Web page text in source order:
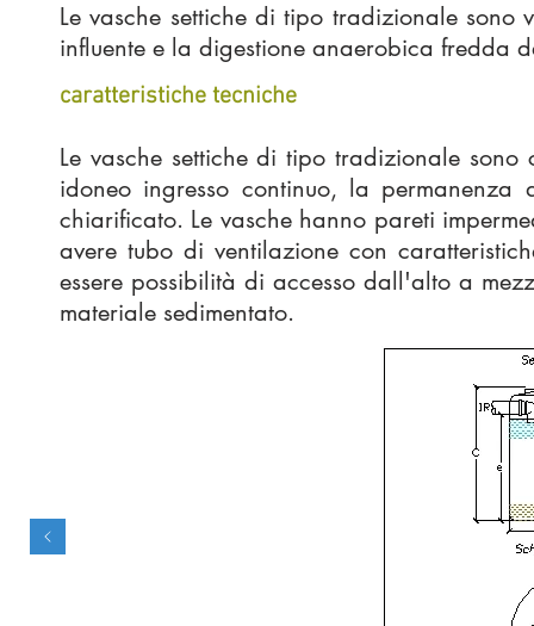
Le vasche settiche di tipo tradizionale
influente e la digestione anaerobica fredda
caratteristiche tecniche
Le vasche settiche di tipo tradizionale
idoneo ingresso continuo, la
chiarificato. Le vasche hanno pareti
avere tubo di ventilazione con
essere possibilità di accesso dall'alto a
materiale sedimentato.